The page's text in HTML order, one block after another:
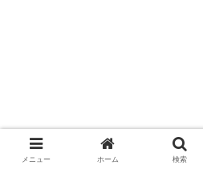
メニュー ホーム 検索